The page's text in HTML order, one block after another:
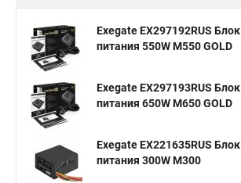
Exegate EX297192RUS Блок
питания 550W M550 GOLD
Exegate EX297193RUS Блок
питания 650W M650 GOLD
Exegate EX221635RUS Блок
питания 300W M300